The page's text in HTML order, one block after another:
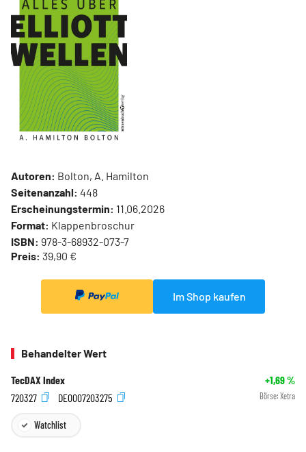
Autoren: Bolton, A. Hamilton
Seitenanzahl: 448
Erscheinungstermin: 11.06.2026
Format: Klappenbroschur
ISBN: 978-3-68932-073-7
Preis: 39,90 €
Im Shop kaufen
Behandelter Wert
TecDAX Index +1,69%
720327
DE0007203275 Börse: Xetra
Watchlist